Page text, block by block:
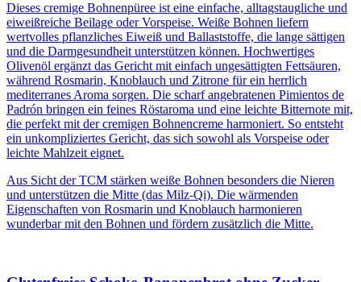
Dieses cremige Bohnenpüree ist eine einfache, alltagstaugliche und
eiweißreiche Beilage oder Vorspeise. Weiße Bohnen liefern
wertvolles pflanzliches Eiweiß und Ballaststoffe, die lange sättigen
und die Darmgesundheit unterstützen können. Hochwertiges
Olivenöl ergänzt das Gericht mit einfach ungesättigten Fettsäuren,
während Rosmarin, Knoblauch und Zitrone für ein herrlich
mediterranes Aroma sorgen. Die scharf angebratenen Pimientos de
Padrón bringen ein feines Röstaroma und eine leichte Bitternote mit,
die perfekt mit der cremigen Bohnencreme harmoniert. So entsteht
ein unkompliziertes Gericht, das sich sowohl als Vorspeise oder
leichte Mahlzeit eignet.
Aus Sicht der TCM stärken weiße Bohnen besonders die Nieren
und unterstützen die Mitte (das Milz-Qi). Die wärmenden
Eigenschaften von Rosmarin und Knoblauch harmonieren
wunderbar mit den Bohnen und fördern zusätzlich die Mitte.